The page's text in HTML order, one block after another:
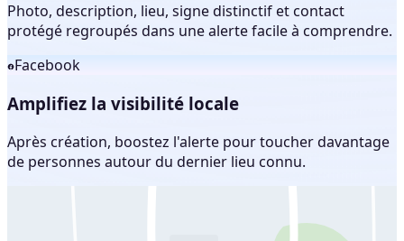
Photo, description, lieu, signe distinctif et contact
protégé regroupés dans une alerte facile à comprendre.
Facebook
Amplifiez la visibilité locale
Après création, boostez l'alerte pour toucher davantage
de personnes autour du dernier lieu connu.